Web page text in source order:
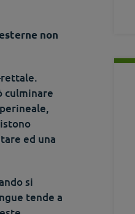
non
rettale.
culminare
ed una
si
tende a